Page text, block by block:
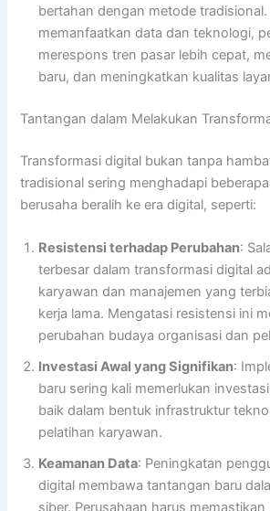
bertahan dengan metode tradisional.
memanfaatkan data dan teknologi,
merespons tren pasar lebih cepat,
baru, dan meningkatkan kualitas
Tantangan dalam Melakukan
Transformasi digital bukan tanpa
tradisional sering menghadapi
berusaha beralih ke era digital, seperti:
Resistensi terhadap Perubahan:
terbesar dalam transformasi digital
karyawan dan manajemen yang
kerja lama. Mengatasi resistensi ini
perubahan budaya organisasi dan
Investasi Awal yang Signifikan:
baru sering kali memerlukan
baik dalam bentuk infrastruktur
pelatihan karyawan.
Keamanan Data: Peningkatan
digital membawa tantangan baru